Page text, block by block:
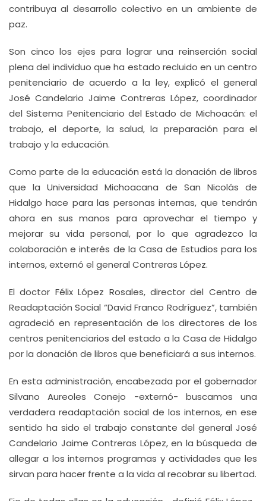
contribuya al desarrollo colectivo en un ambiente de
paz.
Son cinco los ejes para lograr una reinserción social
plena del individuo que ha estado recluido en un centro
penitenciario de acuerdo a la ley, explicó el general
José Candelario Jaime Contreras López, coordinador
del Sistema Penitenciario del Estado de Michoacán: el
trabajo, el deporte, la salud, la preparación para el
trabajo y la educación.
Como parte de la educación está la donación de libros
que la Universidad Michoacana de San Nicolás de
Hidalgo hace para las personas internas, que tendrán
ahora en sus manos para aprovechar el tiempo y
mejorar su vida personal, por lo que agradezco la
colaboración e interés de la Casa de Estudios para los
internos, externó el general Contreras López.
El doctor Félix López Rosales, director del Centro de
Readaptación Social “David Franco Rodríguez”, también
agradeció en representación de los directores de los
centros penitenciarios del estado a la Casa de Hidalgo
por la donación de libros que beneficiará a sus internos.
En esta administración, encabezada por el gobernador
Silvano Aureoles Conejo -externó- buscamos una
verdadera readaptación social de los internos, en ese
sentido ha sido el trabajo constante del general José
Candelario Jaime Contreras López, en la búsqueda de
allegar a los internos programas y actividades que les
sirvan para hacer frente a la vida al recobrar su libertad.